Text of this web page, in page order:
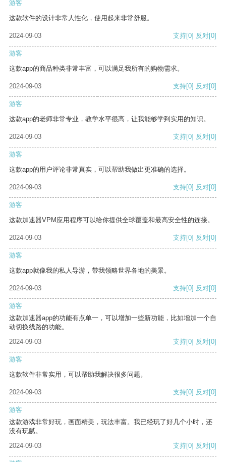
游客
这款软件的设计非常人性化，使用起来非常舒服。
2024-09-03 支持[0] 反对[0]
游客
这款app的商品种类非常丰富，可以满足我所有的购物需求。
2024-09-03 支持[0] 反对[0]
游客
这款app的老师非常专业，教学水平很高，让我能够学到实用的知识。
2024-09-03 支持[0] 反对[0]
游客
这款app的用户评论非常真实，可以帮助我做出更准确的选择。
2024-09-03 支持[0] 反对[0]
游客
这款加速器VPM应用程序可以给你提供全球覆盖和最高安全性的连接。
2024-09-03 支持[0] 反对[0]
游客
这款app就像我的私人导游，带我领略世界各地的美景。
2024-09-03 支持[0] 反对[0]
游客
这款加速器app的功能有点单一，可以增加一些新功能，比如增加一个自
动切换线路的功能。
2024-09-03
支持[0] 反对[0]
游客
这款软件非常实用，可以帮助我解决很多问题。
2024-09-03 支持[0] 反对[0]
游客
这款游戏非常好玩，画面精美，玩法丰富。我已经玩了好几个小时，还
没有玩腻。
2024-09-03
支持[0] 反对[0]